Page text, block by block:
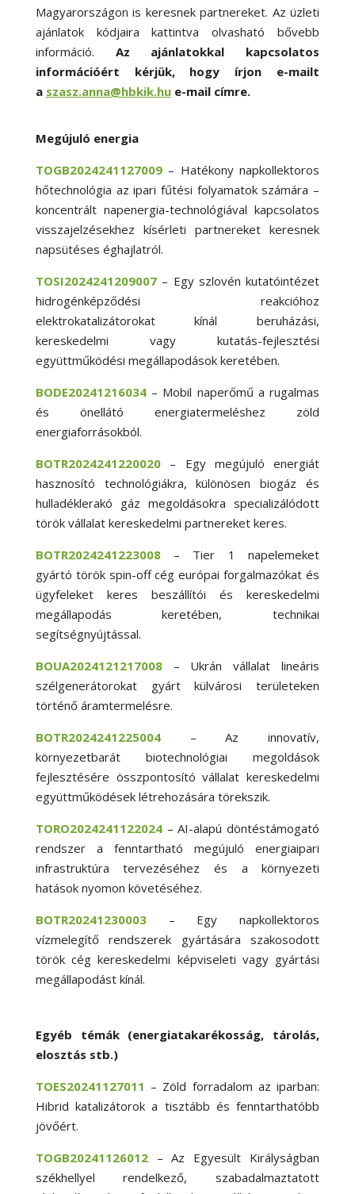
Magyarországon is keresnek partnereket. Az üzleti
ajánlatok kódjaira kattintva olvasható bővebb
információ. Az ajánlatokkal kapcsolatos
információért kérjük, hogy írjon e-mailt
a szasz.anna@hbkik.hue-mail címre.
Megújuló energia
TOGB2024241127009– Hatékony napkollektoros
hőtechnológia az ipari fűtési folyamatok számára –
koncentrált napenergia-technológiával kapcsolatos
visszajelzésekhez kísérleti partnereket keresnek
napsütéses éghajlatról.
TOSI2024241209007 – Egy szlovén kutatóintézet
hidrogénképződési reakcióhoz
elektrokatalizátorokat kínál beruházási,
kereskedelmi vagy kutatás-fejlesztési
együttműködési megállapodások keretében.
BODE20241216034– Mobil naperőmű a rugalmas
és önellátó energiatermeléshez zöld
energiaforrásokból.
BOTR2024241220020 – Egy megújuló energiát
hasznosító technológiákra, különösen biogáz és
hulladéklerakó gáz megoldásokra specializálódott
török vállalat kereskedelmi partnereket keres.
BOTR2024241223008– Tier 1 napelemeket
gyártó török spin-off cég európai forgalmazókat és
ügyfeleket keres beszállítói és kereskedelmi
megállapodás keretében, technikai
segítségnyújtással.
BOUA2024121217008– Ukrán vállalat lineáris
szélgenerátorokat gyárt külvárosi területeken
történő áramtermelésre.
BOTR2024241225004– Az innovatív,
környezetbarát biotechnológiai megoldások
fejlesztésére összpontosító vállalat kereskedelmi
együttműködések létrehozására törekszik.
TORO2024241122024– AI-alapú döntéstámogató
rendszer a fenntartható megújuló energiaipari
infrastruktúra tervezéséhez és a környezeti
hatások nyomon követéséhez.
BOTR20241230003– Egy napkollektoros
vízmelegítő rendszerek gyártására szakosodott
török cég kereskedelmi képviseleti vagy gyártási
megállapodást kínál.
Egyéb témák (energiatakarékosság, tárolás,
elosztás stb.)
TOES20241127011 – Zöld forradalom az iparban:
Hibrid katalizátorok a tisztább és fenntarthatóbb
jövőért.
TOGB20241126012– Az Egyesült Királyságban
székhellyel rendelkező, szabadalmaztatott